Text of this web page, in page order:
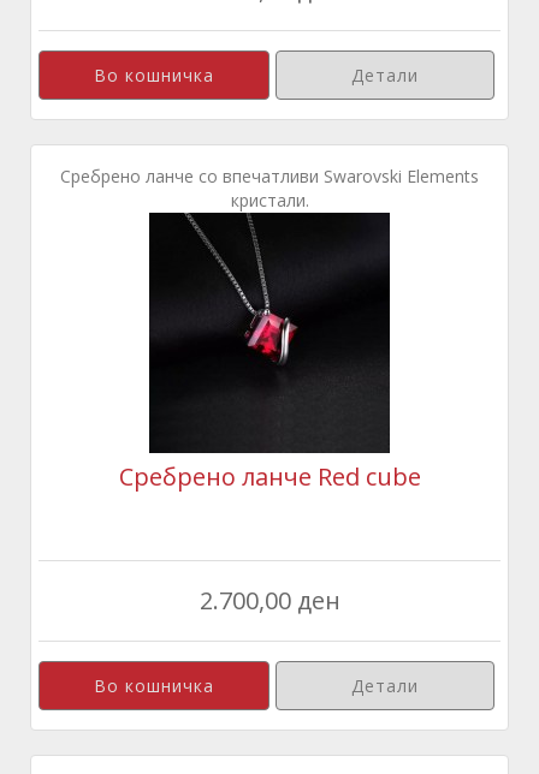
Детали
Сребрено ланче со впечатливи Swarovski Elements
кристали.
Сребрено ланче Red cube
2.700,00 ден
Детали